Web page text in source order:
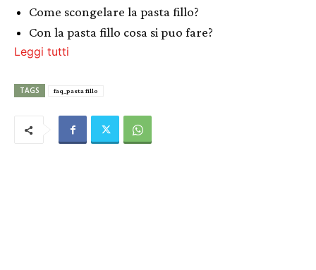
Come scongelare la pasta fillo?
Con la pasta fillo cosa si puo fare?
Leggi tutti
TAGS faq_pasta fillo